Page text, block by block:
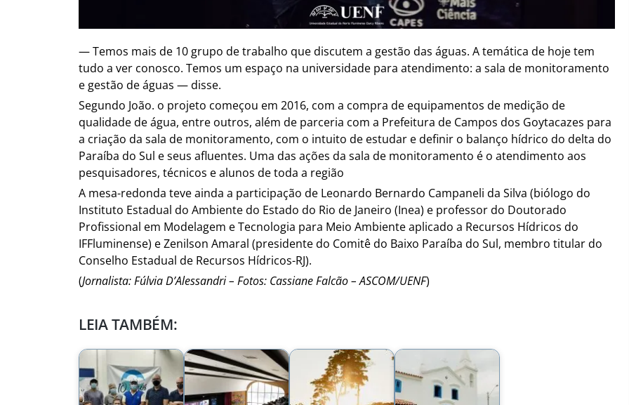
— Temos mais de 10 grupo de trabalho que discutem a gestão das águas. A temática de hoje tem
tudo a ver conosco. Temos um espaço na universidade para atendimento: a sala de monitoramento
e gestão de águas — disse.
Segundo João. o projeto começou em 2016, com a compra de equipamentos de medição de
qualidade de água, entre outros, além de parceria com a Prefeitura de Campos dos Goytacazes para
a criação da sala de monitoramento, com o intuito de estudar e definir o balanço hídrico do delta do
Paraíba do Sul e seus afluentes. Uma das ações da sala de monitoramento é o atendimento aos
pesquisadores, técnicos e alunos de toda a região
A mesa-redonda teve ainda a participação de Leonardo Bernardo Campaneli da Silva (biólogo do
Instituto Estadual do Ambiente do Estado do Rio de Janeiro (Inea) e professor do Doutorado
Profissional em Modelagem e Tecnologia para Meio Ambiente aplicado a Recursos Hídricos do
IFFluminense) e Zenilson Amaral (presidente do Comitê do Baixo Paraíba do Sul, membro titular do
Conselho Estadual de Recursos Hídricos-RJ).
(Jornalista: Fúlvia D’Alessandri – Fotos: Cassiane Falcão – ASCOM/UENF)
LEIA TAMBÉM: